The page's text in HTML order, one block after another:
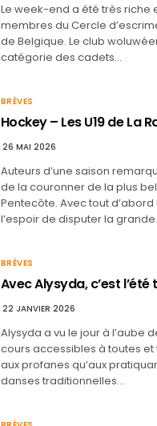
Le week-end a été très riche
membres du Cercle
de Belgique. Le club
catégorie des cadets…
BRÈVES
Hockey – Les U19 de La
26 MAI 2026
Auteurs d’une saison
de la couronner de la plus
Pentecôte. Avec tout
l’espoir de disputer la
BRÈVES
Avec Alysyda, c’est l’été
22 JANVIER 2026
Alysyda a vu le jour à l’aube
cours accessibles à toutes et
aux profanes qu’aux
danses traditionnelles…